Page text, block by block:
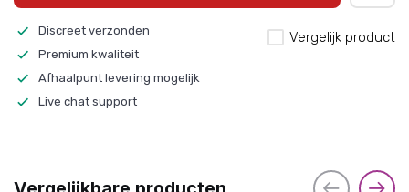
Discreet verzonden
Premium kwaliteit
Afhaalpunt levering mogelijk
Live chat support
Vergelijk product